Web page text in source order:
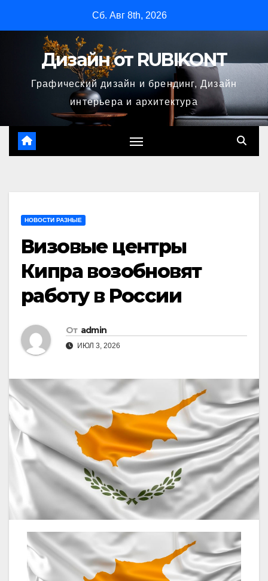
содержимому
Сб. Авг 8th, 2026
Дизайн от RUBIKONT
Графический дизайн и брендинг, Дизайн
интерьера и архитектура
НОВОСТИ РАЗНЫЕ
Визовые центры
Кипра возобновят
работу в России
От admin
ИЮЛ 3, 2026